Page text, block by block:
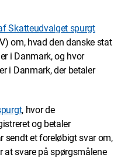
Skatteudvalget spurgt
om, hvad den danske stat
i Danmark, og hvor
i Danmark, der betaler
, hvor de
og betaler
sendt et foreløbigt svar om,
at svare på spørgsmålene